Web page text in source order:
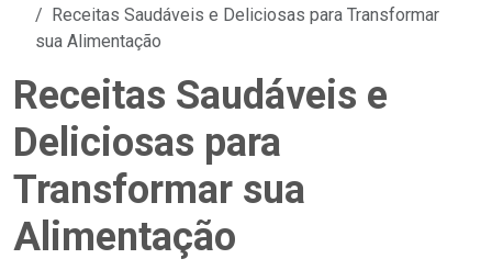
Receitas Saudáveis e Deliciosas para Transformar
sua Alimentação
Receitas Saudáveis e
Deliciosas para
Transformar sua
Alimentação